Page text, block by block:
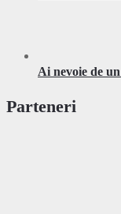
Ai nevoie de
Parteneri